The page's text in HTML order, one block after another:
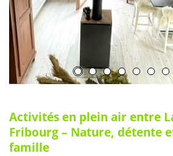
Activités en plein air entre
Fribourg – Nature, détente
famille